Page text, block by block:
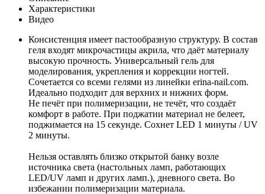
Характеристики
Видео
Консистенция имеет пастообразную структуру. В состав
геля входят микрочастицы акрила, что даёт материалу
высокую прочность. Универсальный гель для
моделирования, укрепления и коррекции ногтей.
Сочетается со всеми гелями из линейки erina-nail.com.
Идеально подходит для верхних и нижних форм.
Не печёт при полимеризации, не течёт, что создаёт
комфорт в работе. При поджатии материал не белеет,
поджимается на 15 секунде. Сохнет LED 1 минуты / UV
2 минуты.
Нельзя оставлять близко открытой банку возле
источника света (настольных ламп, работающих
LED/UV ламп и других ламп.), дневного света. Во
избежании полимеризации материала.